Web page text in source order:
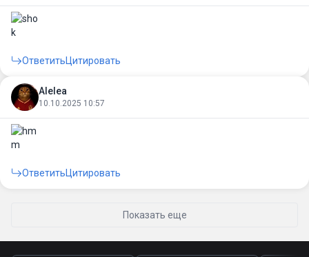
ОтветитьЦитировать
Alelea
10.10.2025 10:57
ОтветитьЦитировать
Показать еще